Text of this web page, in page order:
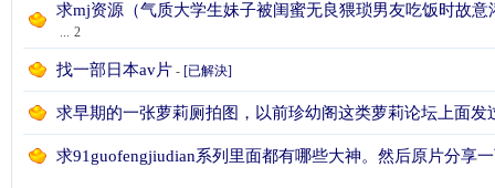
求mj资源（气质大学生妹子被闺蜜无良猥琐男友吃饭时故意
... 2
找一部日本av片- [已解決]
求早期的一张萝莉厕拍图，以前珍幼阁这类萝莉论坛上面发
求91guofengjiudian系列里面都有哪些大神。然后原片分享